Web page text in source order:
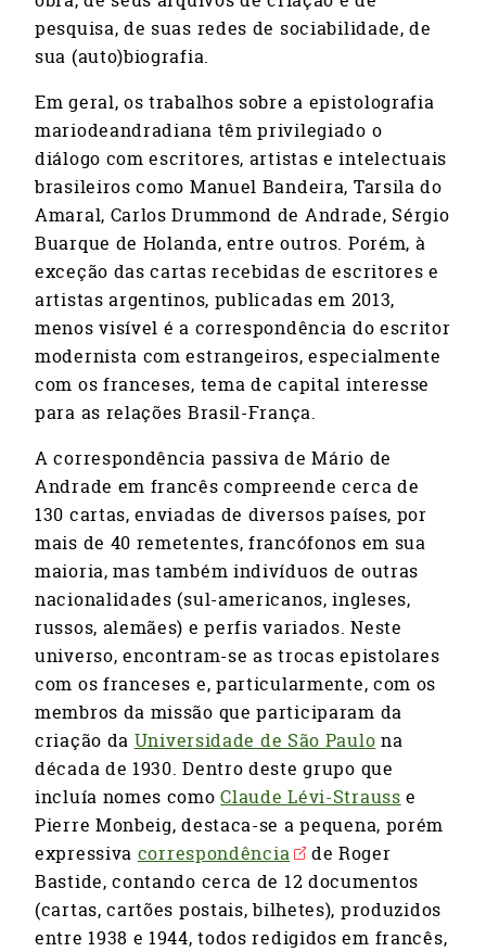
pesquisa, de suas redes de sociabilidade, de
sua (auto)biografia.
Em geral, os trabalhos sobre a epistolografia
mariodeandradiana têm privilegiado o
diálogo com escritores, artistas e intelectuais
brasileiros como Manuel Bandeira, Tarsila do
Amaral, Carlos Drummond de Andrade, Sérgio
Buarque de Holanda, entre outros. Porém, à
exceção das cartas recebidas de escritores e
artistas argentinos, publicadas em 2013,
menos visível é a correspondência do escritor
modernista com estrangeiros, especialmente
com os franceses, tema de capital interesse
para as relações Brasil-França.
A correspondência passiva de Mário de
Andrade em francês compreende cerca de
130 cartas, enviadas de diversos países, por
mais de 40 remetentes, francófonos em sua
maioria, mas também indivíduos de outras
nacionalidades (sul-americanos, ingleses,
russos, alemães) e perfis variados. Neste
universo, encontram-se as trocas epistolares
com os franceses e, particularmente, com os
membros da missão que participaram da
criação da Universidade de São Paulo na
década de 1930. Dentro deste grupo que
incluía nomes comoClaude Lévi-Strauss e
Pierre Monbeig, destaca-se a pequena, porém
expressiva correspondência
de Roger
Bastide, contando cerca de 12 documentos
(cartas, cartões postais, bilhetes), produzidos
entre 1938 e 1944, todos redigidos em francês,